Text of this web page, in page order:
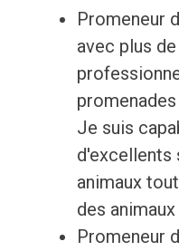
Promeneur
avec plus
Je suis
d'excellents
animaux
des
Promeneur